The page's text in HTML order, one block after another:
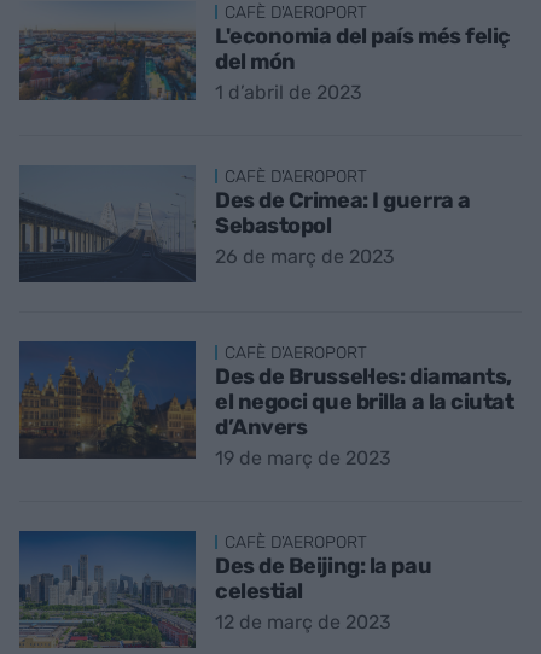
CAFÈ D'AEROPORT
L'economia del país més feliç
del món
1 d’abril de 2023
CAFÈ D'AEROPORT
Des de Crimea: I guerra a
Sebastopol
26 de març de 2023
CAFÈ D'AEROPORT
Des de Brussel·les: diamants,
el negoci que brilla a la ciutat
d’Anvers
19 de març de 2023
CAFÈ D'AEROPORT
Des de Beijing: la pau
celestial
12 de març de 2023